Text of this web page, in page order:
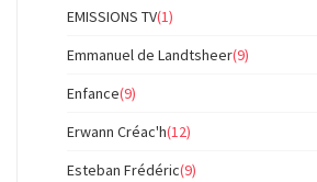
EMISSIONS TV(1)
Emmanuel de Landtsheer(9)
Enfance(9)
Erwann Créac'h(12)
Esteban Frédéric(9)